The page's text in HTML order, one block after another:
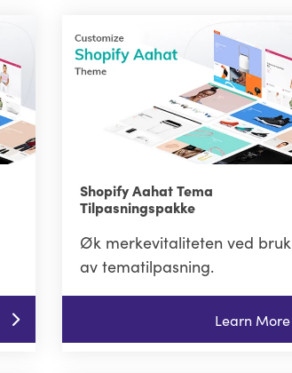
Shopify Aahat Tema
Tilpasningspakke
Øk merkevitaliteten ved bruk
av tematilpasning.
Learn More